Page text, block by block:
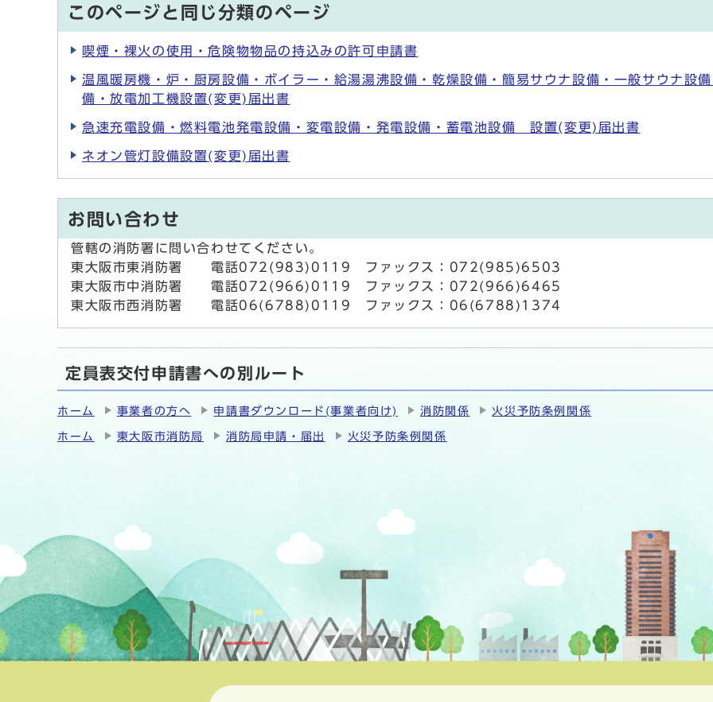
このページと同じ分類のページ
喫煙・裸火の使用・危険物物品の持込みの許可申請書
温風暖房機・炉・厨房設備・ボイラー・給湯湯沸設備・乾燥設備・簡易サウナ設備・一般サウナ設
備・放電加工機設置(変更)届出書
急速充電設備・燃料電池発電設備・変電設備・発電設備・蓄電池設備 設置(変更)届出書
ネオン管灯設備設置(変更)届出書
お問い合わせ
管轄の消防署に問い合わせてください。
東大阪市東消防署 電話072(983)0119 ファックス：072(985)6503
東大阪市中消防署 電話072(966)0119 ファックス：072(966)6465
東大阪市西消防署 電話06(6788)0119 ファックス：06(6788)1374
定員表交付申請書への別ルート
ホーム 事業者の方へ 申請書ダウンロード(事業者向け) 消防関係 火災予防条例関係
ホーム 東大阪市消防局 消防局申請・届出 火災予防条例関係